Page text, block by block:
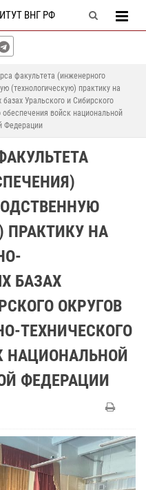
ВНГ РФ
факультета (инженерного
(технологическую) практику на
Уральского и Сибирского
войск национальной
Федерации
ПРАКТИКУ НА
БАЗАХ
ОКРУГОВ
ТЕХНИЧЕСКОГО
НАЦИОНАЛЬНОЙ
ФЕДЕРАЦИИ